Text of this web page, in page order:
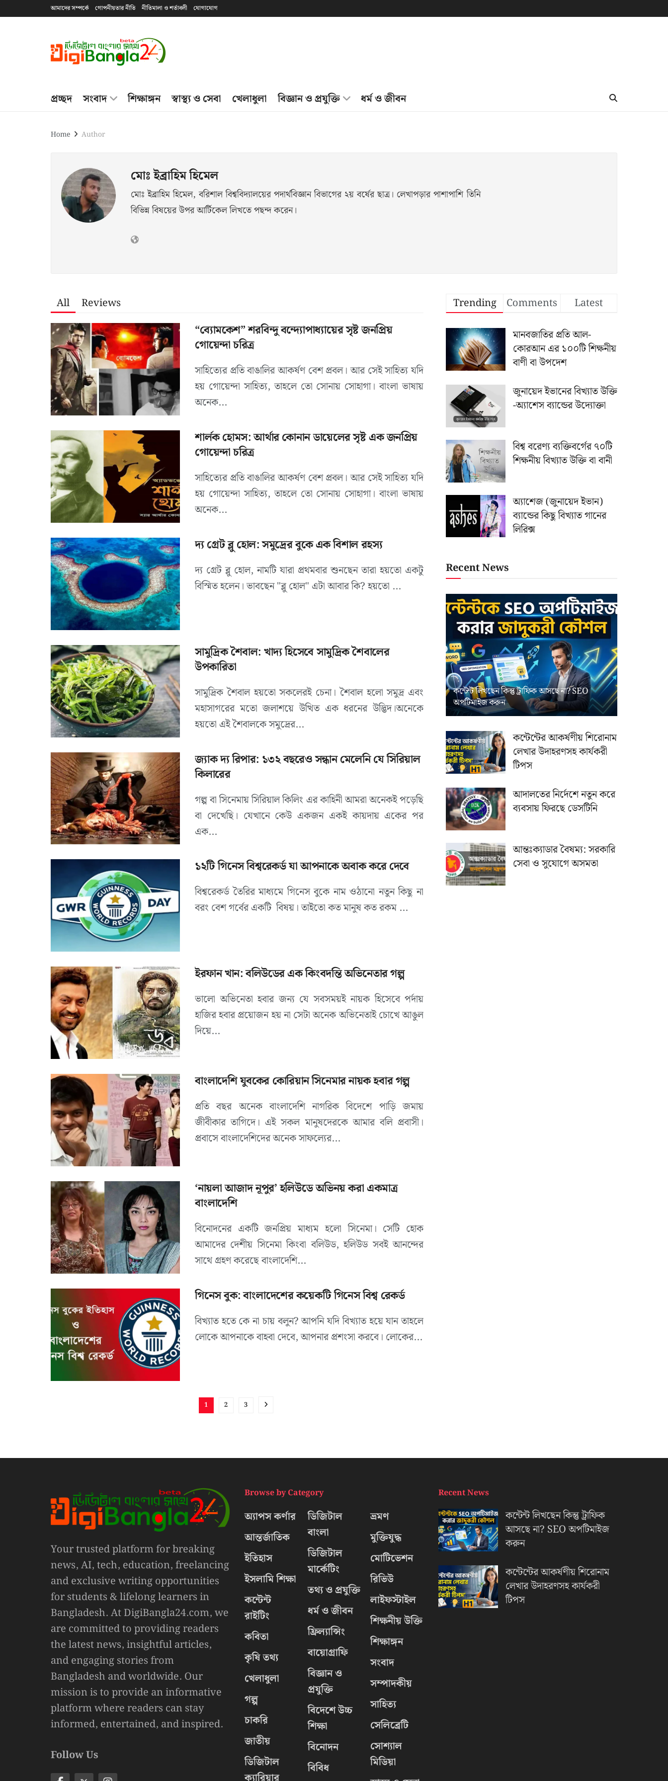
আমাদের সম্পর্কে গোপনীয়তার নীতি নীতিমালা ও শর্তাবলী যোগাযোগ
প্রচ্ছদ সংবাদ শিক্ষাঙ্গন স্বাস্থ্য ও সেবা খেলাধুলা বিজ্ঞান ও প্রযুক্তি ধর্ম ও জীবন
Home Author
মোঃ ইব্রাহিম হিমেল
মোঃ ইব্রাহিম হিমেল, বরিশাল বিশ্ববিদ্যালয়ের পদার্থবিজ্ঞান বিভাগের ২য় বর্ষের ছাত্র। লেখাপড়ার পাশাপাশি তিনি
বিভিন্ন বিষয়ের উপর আর্টিকেল লিখতে পছন্দ করেন।
All Reviews
“ব্যোমকেশ” শরবিন্দু বন্দ্যোপাধ্যায়ের সৃষ্ট জনপ্রিয়
গোয়েন্দা চরিত্র
সাহিত্যের প্রতি বাঙালির আকর্ষণ বেশ প্রবল। আর সেই সাহিত্য যদি
হয় গোয়েন্দা সাহিত্য, তাহলে তো সোনায় সোহাগা। বাংলা ভাষায়
অনেক...
শার্লক হোমস: আর্থার কোনান ডায়েলের সৃষ্ট এক জনপ্রিয়
গোয়েন্দা চরিত্র
সাহিত্যের প্রতি বাঙালির আকর্ষণ বেশ প্রবল। আর সেই সাহিত্য যদি
হয় গোয়েন্দা সাহিত্য, তাহলে তো সোনায় সোহাগা। বাংলা ভাষায়
অনেক...
দ্য গ্রেট ব্লু হোল: সমুদ্রের বুকে এক বিশাল রহস্য
দ্য গ্রেট ব্লু হোল, নামটি যারা প্রথমবার শুনছেন তারা হয়তো একটু
বিস্মিত হলেন। ভাবছেন "ব্লু হোল" এটা আবার কি? হয়তো ...
সামুদ্রিক শৈবাল: খাদ্য হিসেবে সামুদ্রিক শৈবালের
উপকারিতা
সামুদ্রিক শৈবাল️ হয়তো সকলেরই চেনা। শৈবাল হলো সমুদ্র এবং
মহাসাগরের মতো জলাশয়ে উত্থিত এক ধরনের উদ্ভিদ।অনেকে
হয়তো এই শৈবালকে সমুদ্রের...
জ্যাক দ্য রিপার: ১৩২ বছরেও সন্ধান মেলেনি যে সিরিয়াল
কিলারের
গল্প বা সিনেমায় সিরিয়াল কিলিং এর কাহিনী আমরা অনেকই পড়েছি
বা দেখেছি। যেখানে কেউ একজন একই কায়দায় একের পর
এক...
১২টি গিনেস বিশ্বরেকর্ড যা আপনাকে অবাক করে দেবে
বিশ্বরেকর্ড তৈরির মাধ্যমে গিনেস বুকে নাম ওঠানো নতুন কিছু না
বরং বেশ গর্বের একটি বিষয়। তাইতো কত মানুষ কত রকম ...
ইরফান খান: বলিউডের এক কিংবদন্তি অভিনেতার গল্প
ভালো অভিনেতা হবার জন্য যে সবসময়ই নায়ক হিসেবে পর্দায়
হাজির হবার প্রয়োজন হয় না সেটা অনেক অভিনেতাই চোখে আঙুল
দিয়ে...
বাংলাদেশি যুবকের কোরিয়ান সিনেমার নায়ক হবার গল্প
প্রতি বছর অনেক বাংলাদেশি নাগরিক বিদেশে পাড়ি জমায়
জীবীকার তাগিদে। এই সকল মানুষদেরকে আমার বলি প্রবাসী।
প্রবাসে বাংলাদেশিদের অনেক সাফল্যের...
‘নায়লা আজাদ নূপুর’ হলিউডে অভিনয় করা একমাত্র
বাংলাদেশি
বিনোদনের একটি জনপ্রিয় মাধ্যম হলো সিনেমা। সেটি হোক
আমাদের দেশীয় সিনেমা কিংবা বলিউড, হলিউড সবই আনন্দের
সাথে গ্রহণ করেছে বাংলাদেশি...
গিনেস বুক: বাংলাদেশের কয়েকটি গিনেস বিশ্ব রেকর্ড
বিখ্যাত হতে কে না চায় বলুন? আপনি যদি বিখ্যাত হয়ে যান তাহলে
লোকে আপনাকে বাহবা দেবে, আপনার প্রশংসা করবে। লোকের...
1 2 3
Trending Comments
Latest
মানবজাতির প্রতি আল-
কোরআন এর ১০০টি শিক্ষনীয়
বাণী বা উপদেশ
জুনায়েদ ইভানের বিখ্যাত উক্তি
-অ্যাশেস ব্যান্ডের উদ্যোক্তা
বিশ্ব বরেণ্য ব্যক্তিবর্গের ৭০টি
শিক্ষনীয় বিখ্যাত উক্তি বা বানী
অ্যাশেজ (জুনায়েদ ইভান)
ব্যান্ডের কিছু বিখ্যাত গানের
লিরিক্স
Recent News
কন্টেন্ট লিখছেন কিন্তু ট্রাফিক আসছে না? ‍SEO
অপটিমাইজ করুন
কন্টেন্টের আকর্ষণীয় শিরোনাম
লেখার উদাহরণসহ কার্যকরী
টিপস
আদালতের নির্দেশে নতুন করে
ব্যবসায় ফিরছে ডেসটিনি
আন্তঃক্যাডার বৈষম্য: সরকারি
সেবা ও সুযোগে অসমতা
Your trusted platform for breaking
news, AI, tech, education, freelancing
and exclusive writing opportunities
for students & lifelong learners in
Bangladesh. At DigiBangla24.com, we
are committed to providing readers
the latest news, insightful articles,
and engaging stories from
Bangladesh and worldwide. Our
mission is to provide an informative
platform where readers can stay
informed, entertained, and inspired.
Follow Us
Browse by Category
অ্যাপস কর্ণার
আন্তর্জাতিক
ইতিহাস
ইসলামি শিক্ষা
কন্টেন্ট
রাইটিং
কবিতা
কৃষি তথ্য
খেলাধুলা
গল্প
চাকরি
জাতীয়
ডিজিটাল
ডিজিটাল
বাংলা
ডিজিটাল
মার্কেটিং
তথ্য ও প্রযুক্তি
ধর্ম ও জীবন
ফ্রিল্যান্সিং
বায়োগ্রাফি
বিজ্ঞান ও
প্রযুক্তি
বিদেশে উচ্চ
শিক্ষা
বিনোদন
বিবিধ
ভ্রমণ
মুক্তিযুদ্ধ
মোটিভেশন
রিভিউ
লাইফস্টাইল
শিক্ষনীয় উক্তি
শিক্ষাঙ্গন
সংবাদ
সম্পাদকীয়
সাহিত্য
সেলিব্রেটি
সোশ্যাল
মিডিয়া
Recent News
কন্টেন্ট লিখছেন কিন্তু ট্রাফিক
আসছে না? ‍SEO অপটিমাইজ
করুন
কন্টেন্টের আকর্ষণীয় শিরোনাম
লেখার উদাহরণসহ কার্যকরী
টিপস